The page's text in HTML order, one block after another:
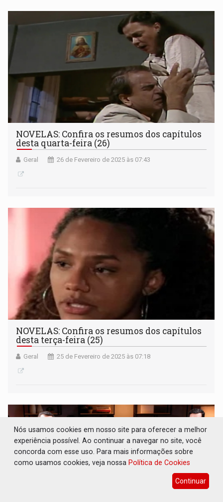
NOVELAS: Confira os resumos dos capítulos
desta quarta-feira (26)
Geral 26 de Fevereiro de 2025 às 07:43
NOVELAS: Confira os resumos dos capítulos
desta terça-feira (25)
Geral 25 de Fevereiro de 2025 às 07:18
Nós usamos cookies em nosso site para oferecer a melhor
experiência possível. Ao continuar a navegar no site, você
concorda com esse uso. Para mais informações sobre
como usamos cookies, veja nossa Política de Cookies
Continuar